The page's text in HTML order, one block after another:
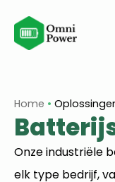
Home •
Onze industriële
elk type bedrijf,